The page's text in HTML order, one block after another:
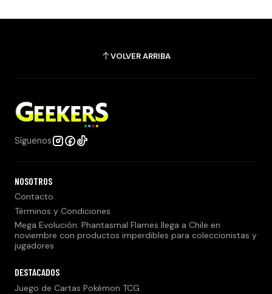
VOLVER ARRIBA
Síguenos
NOSOTROS
Contacto
Términos y Condiciones
Mega Evolución: Phantasmal Flames llega a Chile en
noviembre con productos imperdibles para coleccionistas y
jugadores
DESTACADOS
Juego de Cartas Pokémon TCG